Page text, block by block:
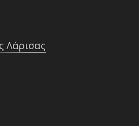
Λάρισας